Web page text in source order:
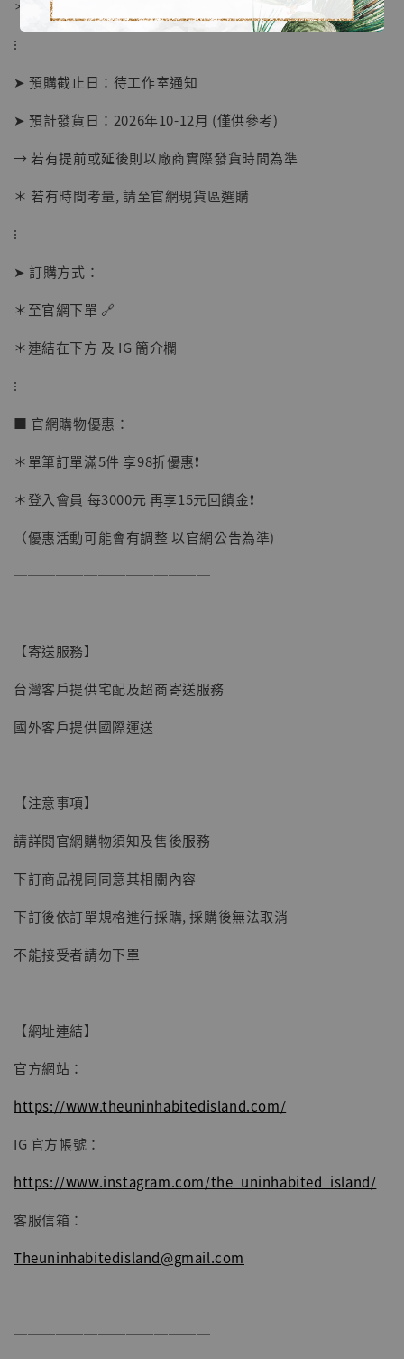
NT$ 1,870
【現貨】BJSTUDIO 1/6系列可動蒐藏人偶 讓
NT$ 4,980
NT$ 5,300
＊ 刷卡免手續費
⁝
➤ 預購截止日：待工作室通知
➤ 預計發貨日：2026年10-12月 (僅供參考)
→ 若有提前或延後則以廠商實際發貨時間為準
＊ 若有時間考量, 請至官網現貨區選購
⁝
➤ 訂購方式：
＊至官網下單 🔗
＊連結在下方 及 IG 簡介欄
⁝
■ 官網購物優惠：
＊單筆訂單滿5件 享98折優惠❗️
＊登入會員 每3000元 再享15元回饋金❗️
（優惠活動可能會有調整 以官網公告為準)
──────────────
【寄送服務】
台灣客戶提供宅配及超商寄送服務
國外客戶提供國際運送
【注意事項】
請詳閱官網購物須知及售後服務
下訂商品視同同意其相關內容
下訂後依訂單規格進行採購, 採購後無法取消
不能接受者請勿下單
【網址連結】
官方網站：
https://www.theuninhabitedisland.com/
IG 官方帳號：
https://www.instagram.com/the_uninhabited_island/
客服信箱：
Theuninhabitedisland@gmail.com
──────────────